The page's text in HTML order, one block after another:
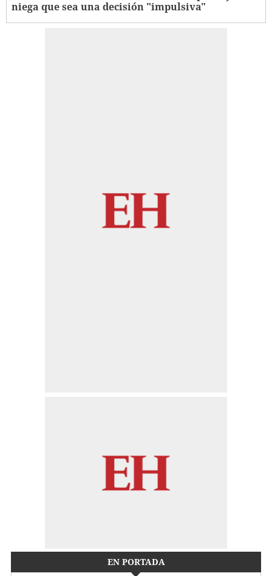
niega que sea una decisión "impulsiva"
EN PORTADA